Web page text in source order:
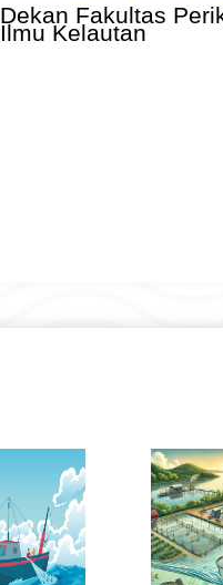
Dekan Fakultas
Ilmu Kelautan